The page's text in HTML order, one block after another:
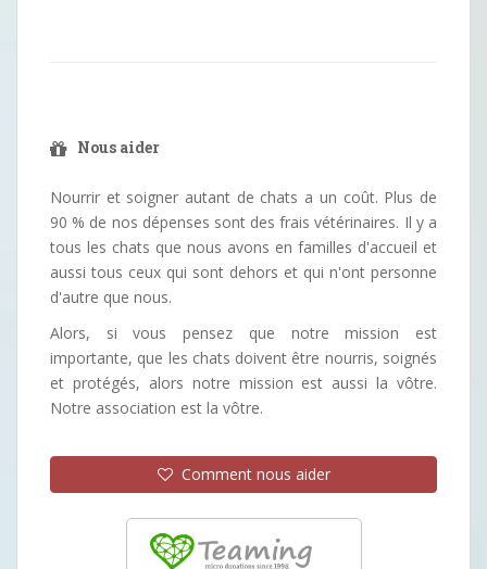
Nous aider
Nourrir et soigner autant de chats a un coût. Plus de
90 % de nos dépenses sont des frais vétérinaires. Il y a
tous les chats que nous avons en familles d'accueil et
aussi tous ceux qui sont dehors et qui n'ont personne
d'autre que nous.
Alors, si vous pensez que notre mission est
importante, que les chats doivent être nourris, soignés
et protégés, alors notre mission est aussi la vôtre.
Notre association est la vôtre.
Comment nous aider